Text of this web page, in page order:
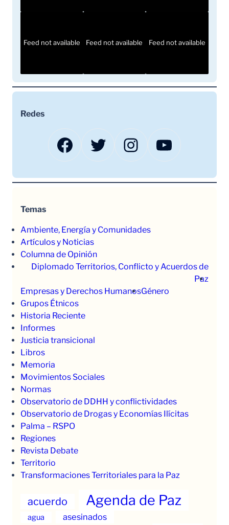
Feed not available Feed not available Feed not available
Redes
Facebook Twitter Instagram YouTube
Temas
Ambiente, Energía y Comunidades
Artículos y Noticias
Columna de Opinión
Diplomado Territorios, Conflicto y Acuerdos de
Paz
Empresas y Derechos HumanosGénero
Grupos Étnicos
Historia Reciente
Informes
Justicia transicional
Libros
Memoria
Movimientos Sociales
Normas
Observatorio de DDHH y conflictividades
Observatorio de Drogas y Economías Ilícitas
Palma – RSPO
Regiones
Revista Debate
Territorio
Transformaciones Territoriales para la Paz
acuerdo Agenda de Paz
agua asesinados